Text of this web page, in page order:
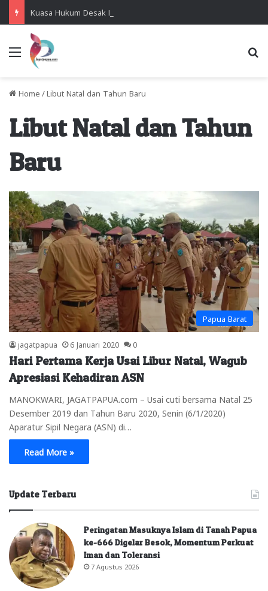
Menu
Home / Libut Natal dan Tahun Baru
Libut Natal dan Tahun
Baru
Papua Barat
jagatpapua 6 Januari 2020 0
Hari Pertama Kerja Usai Libur Natal, Wagub
Apresiasi Kehadiran ASN
MANOKWARI, JAGATPAPUA.com – Usai cuti bersama Natal 25
Desember 2019 dan Tahun Baru 2020, Senin (6/1/2020)
Aparatur Sipil Negara (ASN) di…
Read More »
Update Terbaru
Peringatan Masuknya Islam di Tanah Papua
ke-666 Digelar Besok, Momentum Perkuat
Iman dan Toleransi
7 Agustus 2026